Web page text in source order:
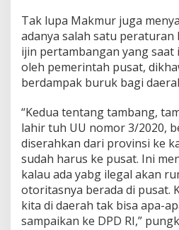
Tak lupa Makmur juga
adanya salah satu
ijin pertambangan yang
oleh pemerintah pusat,
berdampak buruk bagi
“Kedua tentang tambang,
lahir tuh UU nomor 3/2020,
diserahkan dari provinsi ke
sudah harus ke pusat. Ini
kalau ada yabg ilegal akan
otoritasnya berada di pusat.
kita di daerah tak bisa apa-
sampaikan ke DPD RI,”